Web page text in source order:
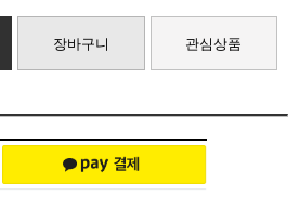
장바구니 관심상품